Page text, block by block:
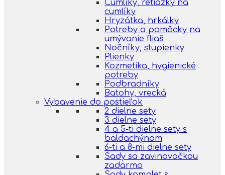
Cumlíky, retiazky na
cumlíky
Hryzátka, hrkálky
Potreby a pomôcky na
umývanie fliaš
Nočníky, stupienky
Plienky
Kozmetika, hygienické
potreby
Podbradníky
Batohy, vrecká
Vybavenie do postieľok
2 dielne sety
3 dielne sety
4 a 5-ti dielne sety s
baldachýnom
6-ti a 8-mi dielne sety
Sady sa zavinovačkou
zadarmo